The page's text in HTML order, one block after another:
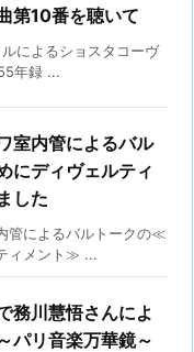
第10番を聴いて
によるショスタコーヴ
年録 ...
室内管によるバル
にディヴェルティ
した
管によるバルトークの≪
ィメント≫ ...
務川慧悟さんによ
パリ音楽万華鏡～